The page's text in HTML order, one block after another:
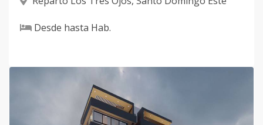
Desde hasta Hab.